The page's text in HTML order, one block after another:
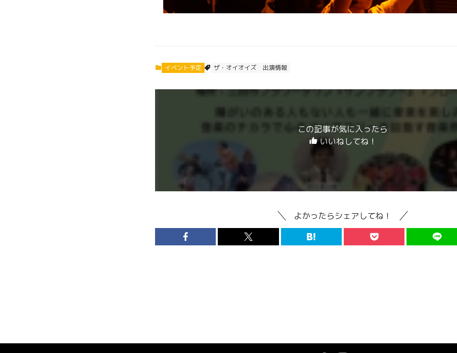
イベント予定 ザ・オイオイズ 出演情報
この記事が気に入ったら
いいねしてね！
よかったらシェアしてね！